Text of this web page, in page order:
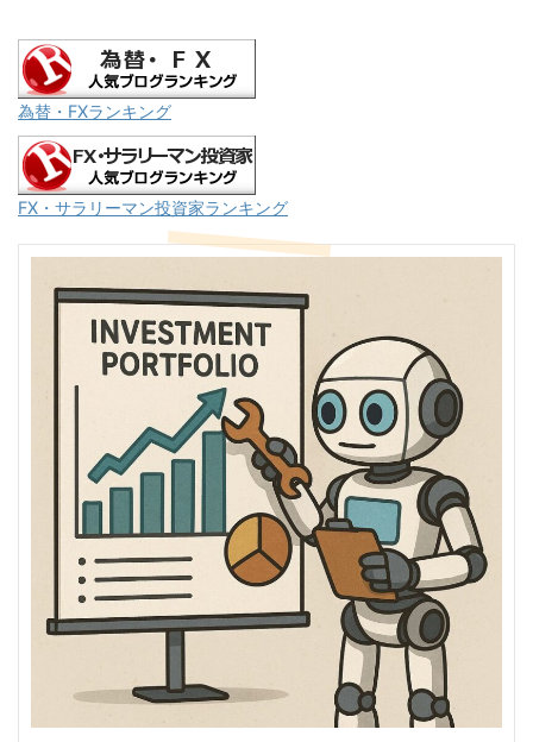
為替・FXランキング
FX・サラリーマン投資家ランキング